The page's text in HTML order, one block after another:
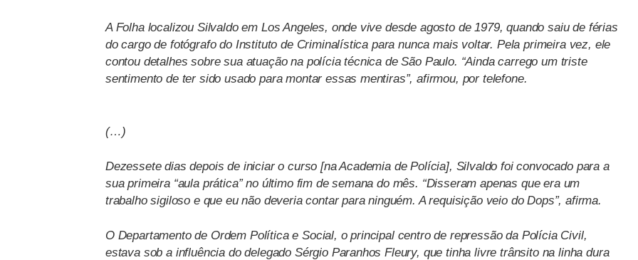
A Folha localizou Silvaldo em Los Angeles, onde vive desde agosto de 1979, quando saiu de férias
do cargo de fotógrafo do Instituto de Criminalística para nunca mais voltar. Pela primeira vez, ele
contou detalhes sobre sua atuação na polícia técnica de São Paulo. “Ainda carrego um triste
sentimento de ter sido usado para montar essas mentiras”, afirmou, por telefone.
(…)
Dezessete dias depois de iniciar o curso [na Academia de Polícia], Silvaldo foi convocado para a
sua primeira “aula prática” no último fim de semana do mês. “Disseram apenas que era um
trabalho sigiloso e que eu não deveria contar para ninguém. A requisição veio do Dops”, afirma.
O Departamento de Ordem Política e Social, o principal centro de repressão da Polícia Civil,
estava sob a influência do delegado Sérgio Paranhos Fleury, que tinha livre trânsito na linha dura